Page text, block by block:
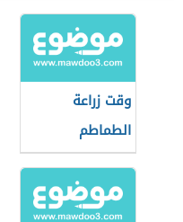
وقت زراعة
الطماطم